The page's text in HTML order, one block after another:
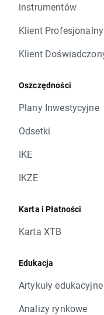
instrumentów
Klient Profesjonalny
Klient
Oszczędności
Plany Inwestycyjne
Odsetki
IKE
IKZE
Karta i Płatności
Karta XTB
Edukacja
Artykuły edukacyjne
Analizy rynkowe